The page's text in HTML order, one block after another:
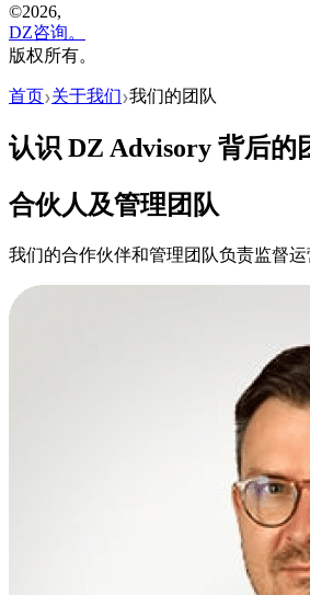
©2026,
DZ咨询。
版权所有。
首页❯ 关于我们 ❯我们的团队
认识 DZ Advisory 背后的
合伙人及管理团队
我们的合作伙伴和管理团队负责监督